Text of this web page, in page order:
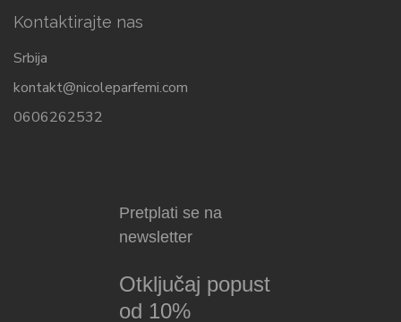
Kontaktirajte nas
Srbija
kontakt@nicoleparfemi.com
0606262532
Pretplati se na
newsletter
Otključaj popust
od 10%